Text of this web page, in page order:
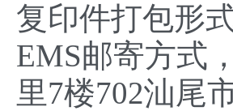
复印件打包形
EMS邮寄方式
里7楼702汕尾